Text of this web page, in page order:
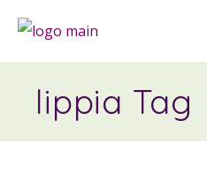
lippia Tag